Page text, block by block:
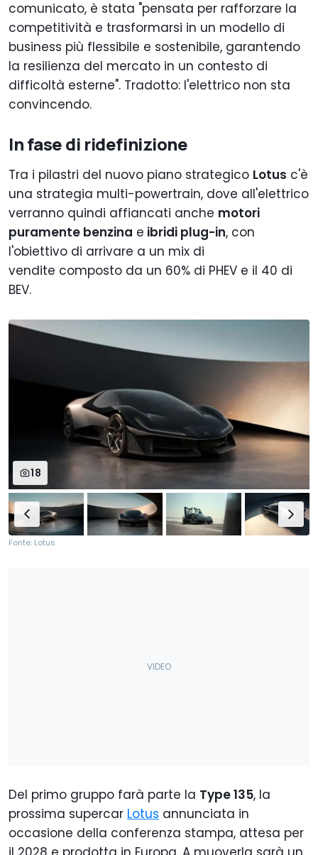
comunicato, è stata "pensata per rafforzare la
competitività e trasformarsi in un modello di
business più flessibile e sostenibile, garantendo
la resilienza del mercato in un contesto di
difficoltà esterne". Tradotto: l'elettrico non sta
convincendo.
In fase di ridefinizione
Tra i pilastri del nuovo piano strategico Lotus c'è
una strategia multi-powertrain, dove all'elettrico
verranno quindi affiancati anche motori
puramente benzina e ibridi plug-in, con
l'obiettivo di arrivare a un mix di
vendite composto da un 60% di PHEV e il 40 di
BEV.
18
Fonte: Lotus
Del primo gruppo farà parte la Type 135, la
prossima supercar Lotus annunciata in
occasione della conferenza stampa, attesa per